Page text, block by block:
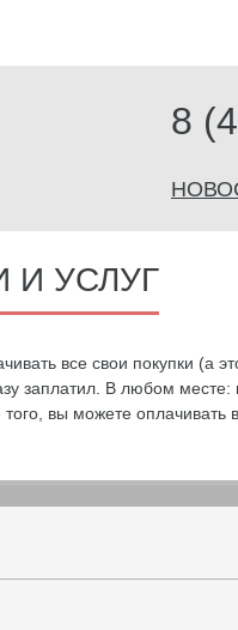
8
И УСЛУГ
все свои покупки
заплатил. В любом
того, вы можете